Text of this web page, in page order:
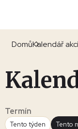
DomůKalendář akcí
Termín
Tento týden Tento